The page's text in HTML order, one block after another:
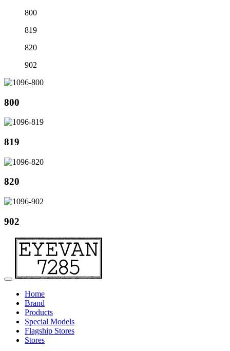
800
819
820
902
800
819
820
902
Home
Brand
Products
Special Models
Flagship Stores
Stores